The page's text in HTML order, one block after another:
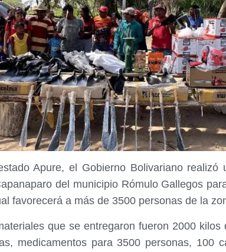
Apure, el Gobierno Bolivariano
del municipio Rómulo Gallegos
favorecerá a más de 3500 personas de la
que se entregaron fueron 2000
medicamentos para 3500 personas, 100